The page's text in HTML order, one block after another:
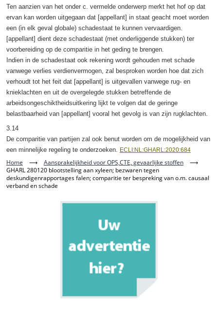
Ten aanzien van het onder c. vermelde onderwerp merkt het hof op dat
ervan kan worden uitgegaan dat [appellant] in staat geacht moet worden
een (in elk geval globale) schadestaat te kunnen vervaardigen.
[appellant] dient deze schadestaat (met onderliggende stukken) ter
voorbereiding op de comparitie in het geding te brengen.
Indien in de schadestaat ook rekening wordt gehouden met schade
vanwege verlies verdienvermogen, zal besproken worden hoe dat zich
verhoudt tot het feit dat [appellant] is uitgevallen vanwege rug- en
knieklachten en uit de overgelegde stukken betreffende de
arbeidsongeschiktheidsuitkering lijkt te volgen dat de geringe
belastbaarheid van [appellant] vooral het gevolg is van zijn rugklachten.
3.14
De comparitie van partijen zal ook benut worden om de mogelijkheid van
een minnelijke regeling te onderzoeken.
ECLI:NL:GHARL:2020:684
Home ⟶ Aansprakelijkheid voor OPS,CTE, gevaarlijke stoffen
⟶
GHARL 280120 blootstelling aan xyleen; bezwaren tegen
deskundigenrapportages falen; comparitie ter bespreking van o.m. causaal
verband en schade